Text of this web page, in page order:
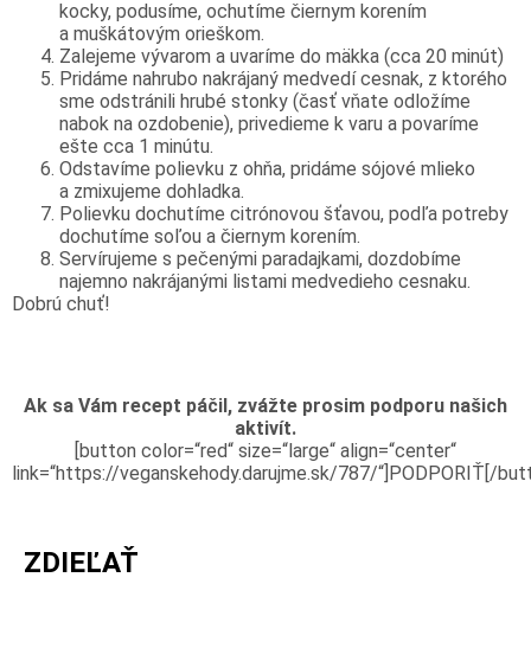
kocky, podusíme, ochutíme čiernym korením
a muškátovým orieškom.
Zalejeme vývarom a uvaríme do mäkka (cca 20 minút)
Pridáme nahrubo nakrájaný medvedí cesnak, z ktorého
sme odstránili hrubé stonky (časť vňate odložíme
nabok na ozdobenie), privedieme k varu a povaríme
ešte cca 1 minútu.
Odstavíme polievku z ohňa, pridáme sójové mlieko
a zmixujeme dohladka.
Polievku dochutíme citrónovou šťavou, podľa potreby
dochutíme soľou a čiernym korením.
Servírujeme s pečenými paradajkami, dozdobíme
najemno nakrájanými listami medvedieho cesnaku.
Dobrú chuť!
Ak sa Vám recept páčil, zvážte prosim podporu našich
aktivít.
[button color=“red“ size=“large“ align=“center“
link=“https://veganskehody.darujme.sk/787/“]PODPORIŤ[/
ZDIEĽAŤ